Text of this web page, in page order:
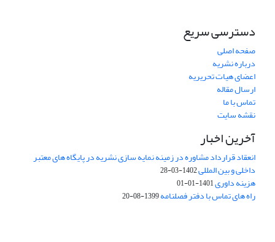
دسترسی سریع
صفحه اصلی
درباره نشریه
اعضای هیات تحریریه
ارسال مقاله
تماس با ما
نقشه سایت
آخرین اخبار
انعقاد قرارداد مشاوره در زمینه نمایه سازی نشریه در پایگاه های معتبر
داخلی و بین المللی1402-03-28
هزینه داوری1401-01-01
راه های تماس با دفتر فصلنامه1399-08-20